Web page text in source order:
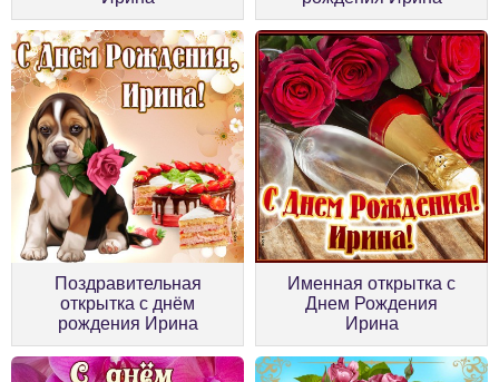
Поздравительная
открытка с днём
рождения Ирина
Именная открытка с
Днем Рождения
Ирина